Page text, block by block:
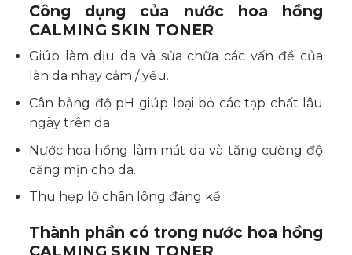
Công dụng của nước hoa hồng
CALMING SKIN TONER
Giúp làm dịu da và sửa chữa các vấn đề của
làn da nhạy cảm / yếu.
Cân bằng độ pH giúp loại bỏ các tạp chất lâu
ngày trên da
Nước hoa hồng làm mát da và tăng cường độ
căng mịn cho da.
Thu hẹp lỗ chân lông đáng kể.
Thành phần có trong nước hoa hồng
CALMING SKIN TONER